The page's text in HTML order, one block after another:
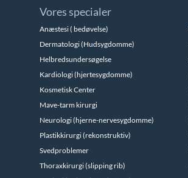
Vores specialer
Anæstesi ( bedøvelse)
Dermatologi (Hudsygdomme)
Helbredsundersøgelse
Kardiologi (hjertesygdomme)
Kosmetisk Center
Mave-tarm kirurgi
Neurologi (hjerne-nervesygdomme)
Plastikkirurgi (rekonstruktiv)
Svedproblemer
Thoraxkirurgi (slipping rib)